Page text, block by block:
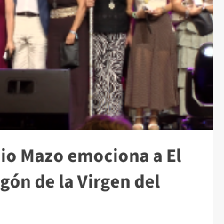
Mazo emociona a El
de la Virgen del